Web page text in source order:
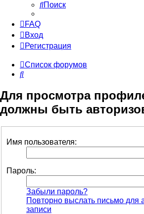
Поиск
FAQ
Вход
Регистрация
Список форумов
Поиск
Для просмотра
должны быть
Имя пользователя:
Пароль:
Забыли пароль?
Повторно выслать письмо для
записи